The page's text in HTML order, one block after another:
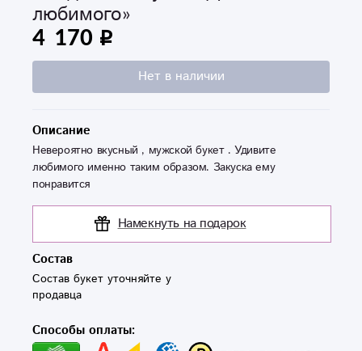
любимого»
4 170
Нет в наличии
Описание
Невероятно вкусный , мужской букет . Удивите
любимого именно таким образом. Закуска ему
понравится
Намекнуть на подарок
Состав
Состав букет уточняйте у
продавца
Способы оплаты: